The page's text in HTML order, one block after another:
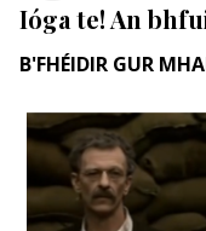
Ióga te! An
B'FHÉIDIR GUR